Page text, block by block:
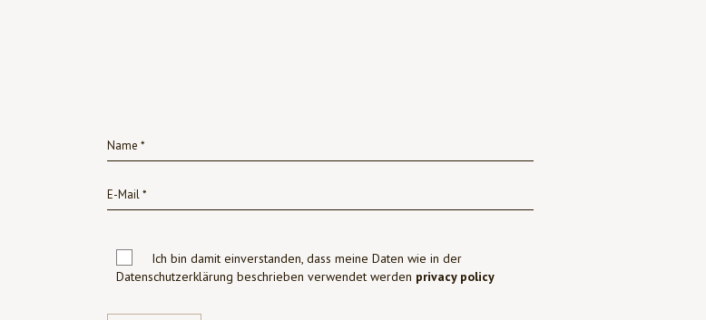
Ich bin damit einverstanden, dass meine Daten wie in der
Datenschutzerklärung beschrieben verwendet werden privacy policy